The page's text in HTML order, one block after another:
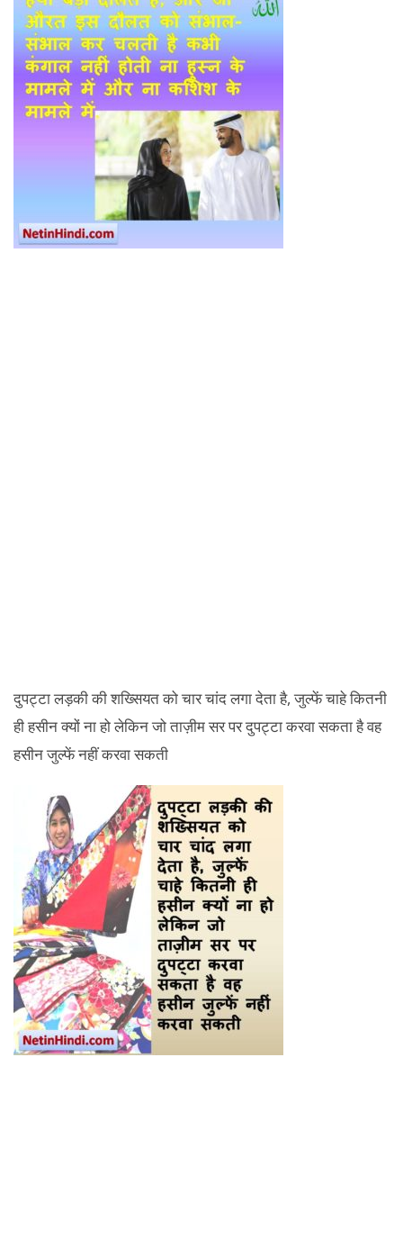
दुपट्टा लड़की की शख्सियत को चार चांद लगा देता है, जुल्फें चाहे कितनी
ही हसीन क्यों ना हो लेकिन जो ताज़ीम सर पर दुपट्टा करवा सकता है वह
हसीन जुल्फें नहीं करवा सकती